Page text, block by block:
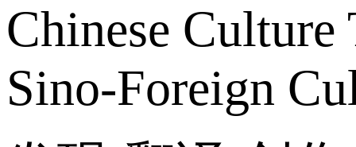
Chinese
Sino-Foreign